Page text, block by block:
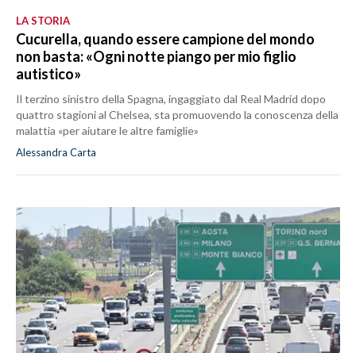
LA STORIA
Cucurella, quando essere campione del mondo
non basta: «Ogni notte piango per mio figlio
autistico»
Il terzino sinistro della Spagna, ingaggiato dal Real Madrid dopo
quattro stagioni al Chelsea, sta promuovendo la conoscenza della
malattia «per aiutare le altre famiglie»
Alessandra Carta